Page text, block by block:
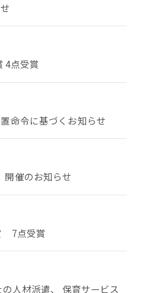
4点受賞
命令に基づくお知らせ
開催のお知らせ
7点受賞
人材派遣、 保育サービス